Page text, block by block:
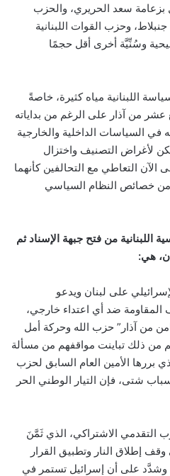
بزعامة سعد الحريري، والحزب
وحزب القوات اللبنانية
وسُنِّيَّة أخرى أقل حجمًا
اللبنانية مياه كثيرة، خاصةً
من آذار على الرغم من بداياته
في السياسات الداخلية والخارجية
لأغراض التصنيف واختزال
الآن التعاطي مع التحالفين كأنهما
خصائص النظام السياسي
اللبنانية من فتح جبهة الإسناد ثم
هي:
على لبنان ويدعو
ضد أي اعتداء خارجي،
من آذار” حزب الله وحركة أمل
من ذلك تباينت مواقفهم من مسألة
بررها الأمين العام السابق لحزب
شتى، فإن التيار الوطني الحر
التقدمي الاشتراكي، الذي ثَمَّنَ
إطلاق النار وتطبيق القرار
وشدَّد على أن إسرائيل تستمر في